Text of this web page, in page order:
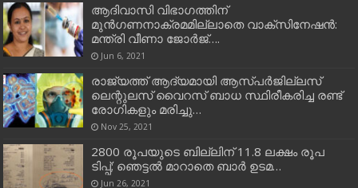
ആദിവാസി വിഭാഗത്തിന്
മുന്‍ഗണനാക്രമമില്ലാതെ വാക്‌സിനേഷന്‍:
മന്ത്രി വീണാ ജോര്‍ജ്….
Jun 6, 2021
രാജ്യത്ത് ആദ്യമായി ആസ്പര്‍ജില്ലസ്
ലെന്റുലസ് വൈറസ് ബാധ സ്ഥിരീകരിച്ച രണ്ട്
രോഗികളും മരിച്ചു…
Nov 25, 2021
2800 രൂപയുടെ ബില്ലിന് 11.8 ലക്ഷം രൂപ
ടിപ്പ്; ഞെട്ടല്‍ മാറാതെ ബാര്‍ ഉടമ…
Jun 26, 2021